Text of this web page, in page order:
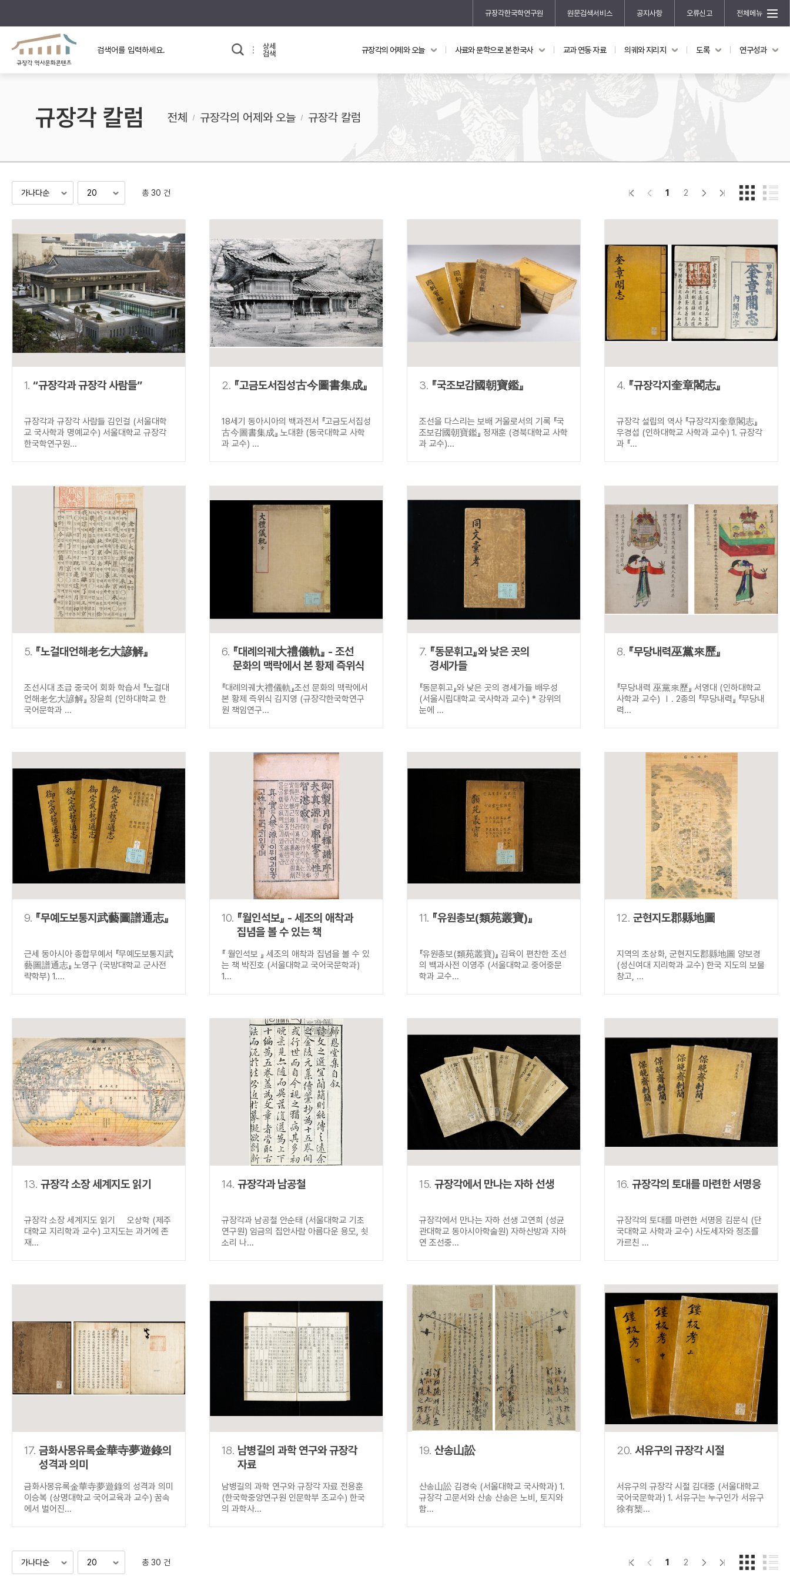
규장각한국학연구원 원문검색서비스 공지사항 오류신고 전체메뉴
규장각의 어제와 오늘
규장각 소개영상
사료와 문학으로 본
조선 후기
교과 연동 자료 의궤와 지리지 도록 연구성과
신진학자 초청 연구교류 사업
규장각-산기 연구비 지원 사업
홍재 한국학 펠로십 프로그램
상세
검색
검색 연산자 사용안내
연산자 사용 예 설명
AND 정조 AND 정약용
“정조”와 “정약용”이 동시에 포함된 자료를 검
색
OR 정조 OR 정약용 “정조” 또는 “정약용”이 포함된 자료를 검색
NOT 정조 NOT 정약용
“정조”가 나온 후 “정약용”이 나오지 않는 자
동시에 여러 개의 연산자를 사용할 수 있습니다.
규장각의 어제와 오늘 사료와 문학으로 본 한국사 교과 연동 자료 의궤와 지리지 도록 연구성과
규장각 칼럼 전체 규장각의 어제와 오늘 규장각 칼럼
총 30 건 1 2
1. “규장각과 규장각 사람들”
규장각과 규장각 사람들 김인걸 (서울대학
교 국사학과 명예교수) 서울대학교 규장각
한국학연구원...
2. 『고금도서집성古今圖書集成』
18세기 동아시아의 백과전서 『고금도서집성
古今圖書集成』 노대환 (동국대학교 사학
과 교수) ...
3. 『국조보감國朝寶鑑』
조선을 다스리는 보배 거울로서의 기록 『국
조보감國朝寶鑑』 정재훈 (경북대학교 사학
과 교수)...
4. 『규장각지奎章閣志』
규장각 설립의 역사 『규장각지奎章閣志』
우경섭 (인하대학교 사학과 교수) 1. 규장각
과 『...
5. 『노걸대언해老乞大諺解』
조선시대 초급 중국어 회화 학습서 『노걸대
언해老乞大諺解』 장윤희 (인하대학교 한
국어문학과 ...
6. 『대례의궤大禮儀軌』 - 조선
문화의 맥락에서 본 황제 즉위식
『대례의궤大禮儀軌』조선 문화의 맥락에서
본 황제 즉위식 김지영 (규장각한국학연구
원 책임연구...
7. 『동문휘고』와 낮은 곳의
경세가들
『동문휘고』와 낮은 곳의 경세가들 배우성
(서울시립대학교 국사학과 교수) * 강위의
눈에 ...
8. 『무당내력巫黨來歷』
『무당내력 巫黨來歷』 서영대 (인하대학교
사학과 교수) Ⅰ. 2종의 『무당내력』 『무당내
력...
9. 『무예도보통지武藝圖譜通志』
근세 동아시아 종합무예서 『무예도보통지武
藝圖譜通志』 노영구 (국방대학교 군사전
략학부) 1....
10. 『월인석보』 - 세조의 애착과
집념을 볼 수 있는 책
『 월인석보 』 세조의 애착과 집념을 볼 수 있
는 책 박진호 (서울대학교 국어국문학과)
1...
11. 『유원총보(類苑叢寶)』
『유원총보(類苑叢寶)』 김육이 편찬한 조선
의 백과사전 이영주 (서울대학교 중어중문
학과 교수...
12. 군현지도郡縣地圖
지역의 초상화, 군현지도郡縣地圖 양보경
(성신여대 지리학과 교수) 한국 지도의 보물
창고, ...
13. 규장각 소장 세계지도 읽기
규장각 소장 세계지도 읽기 오상학 (제주
대학교 지리학과 교수) 고지도는 과거에 존
재...
14. 규장각과 남공철
규장각과 남공철 안순태 (서울대학교 기초
연구원) 임금의 집안사람 아름다운 용모, 쇳
소리 나...
15. 규장각에서 만나는 자하 선생
규장각에서 만나는 자하 선생 고연희 (성균
관대학교 동아시아학술원) 자하산방과 자하
연 조선중...
16. 규장각의 토대를 마련한 서명응
규장각의 토대를 마련한 서명응 김문식 (단
국대학교 사학과 교수) 사도세자와 정조를
가르친 ...
17. 금화사몽유록金華寺夢遊錄의
성격과 의미
금화사몽유록金華寺夢遊錄의 성격과 의미
이승복 (상명대학교 국어교육과 교수) 꿈속
에서 벌어진...
18. 남병길의 과학 연구와 규장각
자료
남병길의 과학 연구와 규장각 자료 전용훈
(한국학중앙연구원 인문학부 조교수) 한국
의 과학사...
19. 산송山訟
산송山訟 김경숙 (서울대학교 국사학과) 1.
규장각 고문서와 산송 산송은 노비, 토지와
함...
20. 서유구의 규장각 시절
서유구의 규장각 시절 김대중 (서울대학교
국어국문학과) 1. 서유구는 누구인가 서유구
徐有榘...
총 30 건 1 2